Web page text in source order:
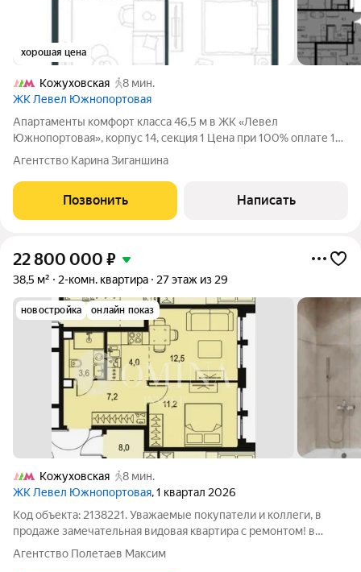
хорошая цена
Кожуховская
8 мин.
ЖК Левел Южнопортовая
Апартаменты комфорт класса 46,5 м в ЖК «Левел
Южнопортовая», корпус 14, секция 1 Цена при 100% оплате 16
644 231 руб. (357 940 /м), базовая 25 606 509 руб. Большая
кухня 19,1 м, свободная планировка («без стен»), панорамные
окна, этаж 4 из 13.
Агентство Карина Зиганшина
Позвонить Написать
22 800 000 ₽
38,5 м² 2-комн. квартира 27 этаж из 29
новостройка онлайн показ
Кожуховская
8 мин.
ЖК Левел Южнопортовая, 1 квартал 2026
Код объекта: 2138221. Уважаемые покупатели и коллеги, в
продаже замечательная видовая квартира с ремонтом! в
отделке Classic! на 27 этаже 7 корпуса. На фото представлен
Агентство Полетаев Максим